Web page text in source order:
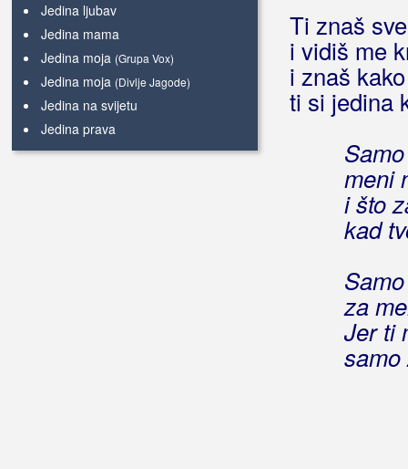
Jedina ljubav
Jedina mama
Jedina moja (Grupa Vox)
Jedina moja (Divlje Jagode)
Jedina na svijetu
Jedina prava
Jedina žena
Ti znaš
i vidiš me
i znaš
ti si jedina
meni
i što
kad
za
Jer ti
samo